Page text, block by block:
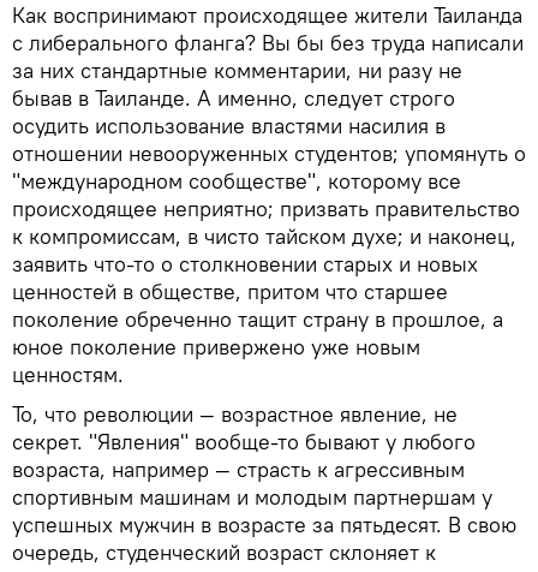
Как воспринимают происходящее жители Таиланда
с либерального фланга? Вы бы без труда написали
за них стандартные комментарии, ни разу не
бывав в Таиланде. А именно, следует строго
осудить использование властями насилия в
отношении невооруженных студентов; упомянуть о
"международном сообществе", которому все
происходящее неприятно; призвать правительство
к компромиссам, в чисто тайском духе; и наконец,
заявить что-то о столкновении старых и новых
ценностей в обществе, притом что старшее
поколение обреченно тащит страну в прошлое, а
юное поколение привержено уже новым
ценностям.
То, что революции — возрастное явление, не
секрет. "Явления" вообще-то бывают у любого
возраста, например — страсть к агрессивным
спортивным машинам и молодым партнершам у
успешных мужчин в возрасте за пятьдесят. В свою
очередь, студенческий возраст склоняет к